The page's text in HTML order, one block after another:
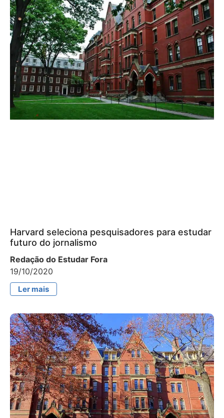
Harvard seleciona pesquisadores para estudar
futuro do jornalismo
Redação do Estudar Fora
19/10/2020
Ler mais